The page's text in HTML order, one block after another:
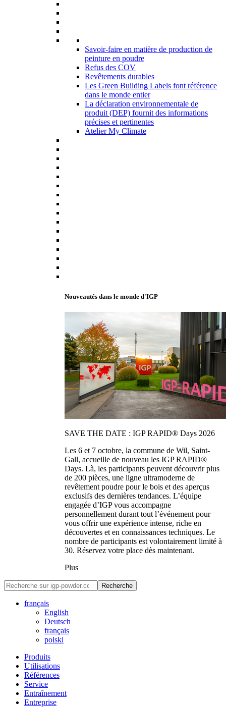
Savoir-faire en matière de production de
peinture en poudre
Refus des COV
Revêtements durables
Les Green Building Labels font référence
dans le monde entier
La déclaration environnementale de
produit (DEP) fournit des informations
précises et pertinentes
Atelier My Climate
Nouveautés dans le monde d'IGP
SAVE THE DATE : IGP RAPID® Days 2026
Les 6 et 7 octobre, la commune de Wil, Saint-
Gall, accueille de nouveau les IGP RAPID®
Days. Là, les participants peuvent découvrir plus
de 200 pièces, une ligne ultramoderne de
revêtement poudre pour le bois et des aperçus
exclusifs des dernières tendances. L’équipe
engagée d’IGP vous accompagne
personnellement durant tout l’événement pour
vous offrir une expérience intense, riche en
découvertes et en connaissances techniques. Le
nombre de participants est volontairement limité à
30. Réservez votre place dès maintenant.
Plus
Recherche
français
English
Deutsch
français
polski
Produits
Utilisations
Références
Service
Entraînement
Entreprise